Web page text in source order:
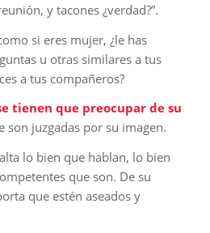
y tacones ¿verdad?”.
si eres mujer, ¿le has
u otras similares a tus
a tus compañeros?
tienen que preocupar de su
son juzgadas por su imagen.
lo bien que hablan, lo bien
que son. De su
que estén aseados y